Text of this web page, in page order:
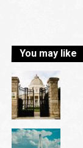
You may like